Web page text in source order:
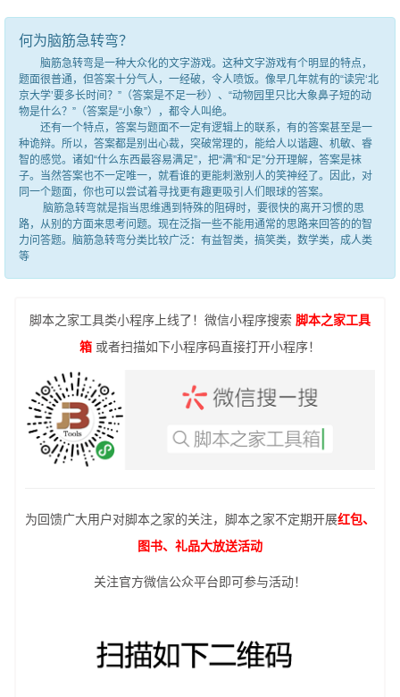
何为脑筋急转弯？
脑筋急转弯是一种大众化的文字游戏。这种文字游戏有个明显的特点，
题面很普通，但答案十分气人，一经破，令人喷饭。像早几年就有的“读完‘北
京大学’要多长时间？”（答案是不足一秒）、“动物园里只比大象鼻子短的动
物是什么？”（答案是“小象”），都令人叫绝。
还有一个特点，答案与题面不一定有逻辑上的联系，有的答案甚至是一
种诡辩。所以，答案都是别出心裁，突破常理的，能给人以谐趣、机敏、睿
智的感觉。诸如“什么东西最容易满足”，把“满”和“足”分开理解，答案是袜
子。当然答案也不一定唯一，就看谁的更能刺激别人的笑神经了。因此，对
同一个题面，你也可以尝试着寻找更有趣更吸引人们眼球的答案。
脑筋急转弯就是指当思维遇到特殊的阻碍时，要很快的离开习惯的思
路，从别的方面来思考问题。现在泛指一些不能用通常的思路来回答的的智
力问答题。脑筋急转弯分类比较广泛：有益智类，搞笑类，数学类，成人类
等
脚本之家工具类小程序上线了！微信小程序搜索 脚本之家工具
箱 或者扫描如下小程序码直接打开小程序！
为回馈广大用户对脚本之家的关注，脚本之家不定期开展红包、
图书、礼品大放送活动
关注官方微信公众平台即可参与活动！